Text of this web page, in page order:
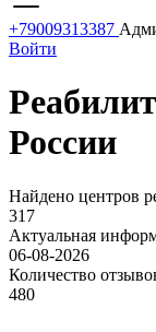
+79009313387
Войти
России
Найдено центров
317
Актуальная
06-08-2026
Количество
480